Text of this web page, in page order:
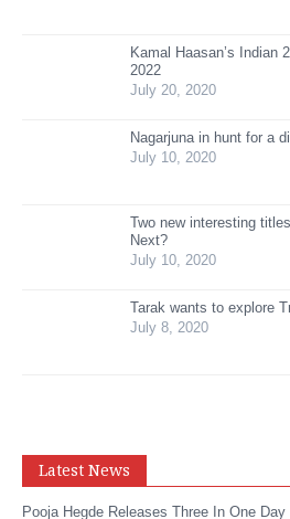
Kamal Haasan’s Indian
2022
July 20, 2020
Nagarjuna in hunt for a
July 10, 2020
Two new interesting
Next?
July 10, 2020
Tarak wants to explore
July 8, 2020
Latest News
Pooja Hegde Releases Three In One Day